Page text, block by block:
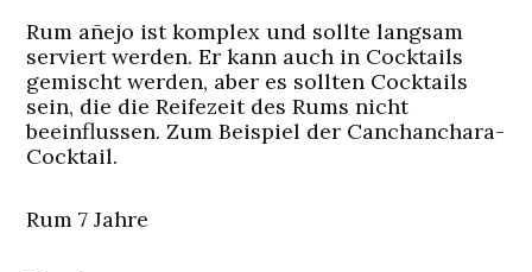
Rum añejo ist komplex und sollte langsam
serviert werden. Er kann auch in Cocktails
gemischt werden, aber es sollten Cocktails
sein, die die Reifezeit des Rums nicht
beeinflussen. Zum Beispiel der Canchanchara-
Cocktail.
Rum 7 Jahre